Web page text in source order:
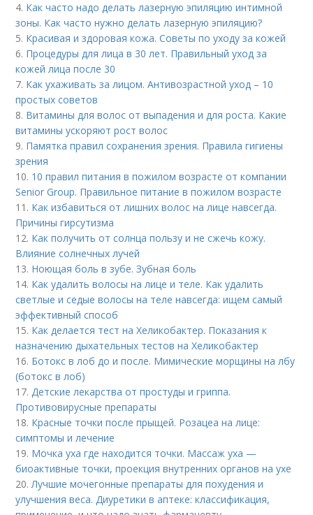
4. Как часто надо делать лазерную эпиляцию интимной
зоны. Как часто нужно делать лазерную эпиляцию?
5. Красивая и здоровая кожа. Советы по уходу за кожей
6. Процедуры для лица в 30 лет. Правильный уход за
кожей лица после 30
7. Как ухаживать за лицом. Антивозрастной уход – 10
простых советов
8. Витамины для волос от выпадения и для роста. Какие
витамины ускоряют рост волос
9. Памятка правил сохранения зрения. Правила гигиены
зрения
10. 10 правил питания в пожилом возрасте от компании
Senior Group. Правильное питание в пожилом возрасте
11. Как избавиться от лишних волос на лице навсегда.
Причины гирсутизма
12. Как получить от солнца пользу и не сжечь кожу.
Влияние солнечных лучей
13. Ноющая боль в зубе. Зубная боль
14. Как удалить волосы на лице и теле. Как удалить
светлые и седые волосы на теле навсегда: ищем самый
эффективный способ
15. Как делается тест на Хеликобактер. Показания к
назначению дыхательных тестов на Хеликобактер
16. Ботокс в лоб до и после. Мимические морщины на лбу
(ботокс в лоб)
17.Детские лекарства от простуды и гриппа.
Противовирусные препараты
18. Красные точки после прыщей. Розацеа на лице:
симптомы и лечение
19. Мочка уха где находится точки. Массаж уха —
биоактивные точки, проекция внутренних органов на ухе
20.Лучшие мочегонные препараты для похудения и
улучшения веса. Диуретики в аптеке: классификация,